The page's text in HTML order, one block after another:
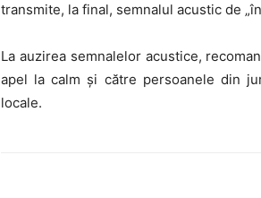
transmite, la final, semnalul acustic de
La auzirea semnalelor acustice,
apel la calm și către persoanele din
locale.